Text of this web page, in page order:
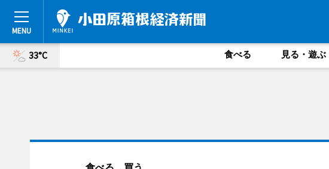
33°C 食べる 見る・遊ぶ